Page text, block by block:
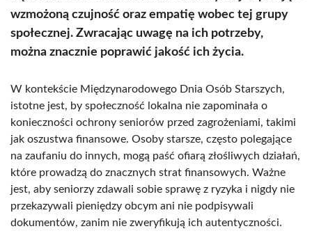
wzmożoną czujność oraz empatię wobec tej grupy
społecznej. Zwracając uwagę na ich potrzeby,
można znacznie poprawić jakość ich życia.
W kontekście Międzynarodowego Dnia Osób Starszych,
istotne jest, by społeczność lokalna nie zapominała o
konieczności ochrony seniorów przed zagrożeniami, takimi
jak oszustwa finansowe. Osoby starsze, często polegające
na zaufaniu do innych, mogą paść ofiarą złośliwych działań,
które prowadzą do znacznych strat finansowych. Ważne
jest, aby seniorzy zdawali sobie sprawę z ryzyka i nigdy nie
przekazywali pieniędzy obcym ani nie podpisywali
dokumentów, zanim nie zweryfikują ich autentyczności.